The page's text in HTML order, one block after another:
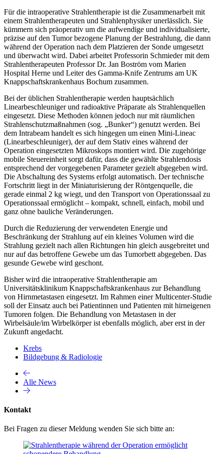
Für die intraoperative Strahlentherapie ist die Zusammenarbeit mit
einem Strahlentherapeuten und Strahlenphysiker unerlässlich. Sie
kümmern sich präoperativ um die aufwendige und individualisierte,
präzise auf den Tumor bezogene Planung der Bestrahlung, die dann
während der Operation nach dem Platzieren der Sonde umgesetzt
und überwacht wird. Dabei arbeitet Professorin Schmieder mit dem
Strahlentherapeuten Professor Dr. Jan Boström vom Marien
Hospital Herne und Leiter des Gamma-Knife Zentrums am UK
Knappschaftskrankenhaus Bochum zusammen.
Bei der üblichen Strahlentherapie werden hauptsächlich
Linearbeschleuniger und radioaktive Präparate als Strahlenquellen
eingesetzt. Diese Methoden können jedoch nur mit räumlichen
Strahlenschutzmaßnahmen (sog. „Bunker“) genutzt werden. Bei
dem Intrabeam handelt es sich hingegen um einen Mini-Lineac
(Linearbeschleuniger), der auf dem Stativ eines während der
Operation eingesetzten Mikroskops montiert wird. Die zugehörige
mobile Steuereinheit sorgt dafür, dass die gewählte Strahlendosis
entsprechend der vorgegebenen Parameter gezielt abgegeben wird.
Die Abschaltung des Systems erfolgt automatisch. Der technische
Fortschritt liegt in der Miniaturisierung der Röntgenquelle, die
gerade einmal 2 kg wiegt, und den Transport von Operationssaal zu
Operationssaal ermöglicht – kompakt, schnell, einfach, mobil und
ganz ohne bauliche Veränderungen.
Durch die Reduzierung der verwendeten Energie und
Beschränkung der Strahlung auf ein kleines Volumen wird die
Strahlung gezielt nach allen Richtungen hin gleich ausgebreitet und
nur auf das betroffene Gewebe um das Tumorbett abgegeben. Das
gesunde Gewebe wird geschont.
Bisher wird die intraoperative Strahlentherapie am
Universitätsklinikum Knappschaftskrankenhaus zur Behandlung
von Hirnmetastasen eingesetzt. Im Rahmen einer Multicenter-Studie
soll der Einsatz auch bei Patientinnen und Patienten mit hirneigenen
Tumoren folgen. Die Behandlung von Metastasen in der
Wirbelsäule/im Wirbelkörper ist ebenfalls möglich, aber erst in der
Zukunft angedacht.
Krebs
Bildgebung & Radiologie
Alle News
Kontakt
Bei Fragen zu dieser Meldung wenden Sie sich bitte an: